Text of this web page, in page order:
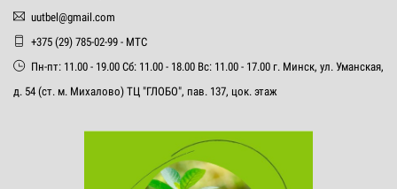
uutbel@gmail.com
+375 (29) 785-02-99 - МТС
Пн-пт: 11.00 - 19.00 Сб: 11.00 - 18.00 Вс: 11.00 - 17.00 г. Минск, ул. Уманская,
д. 54 (ст. м. Михалово) ТЦ "ГЛОБО", пав. 137, цок. этаж